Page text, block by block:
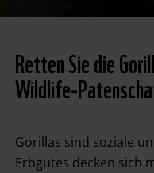
Retten Sie die
Wildlife-
Gorillas sind soziale
Erbgutes decken sich